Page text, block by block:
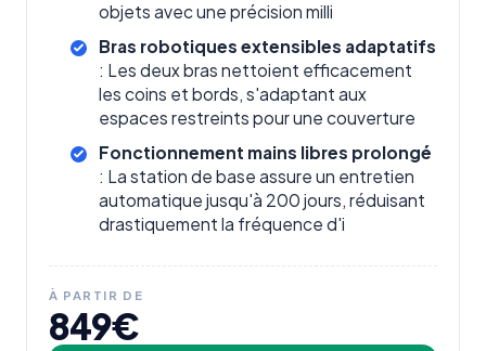
objets avec une précision milli
Bras robotiques extensibles adaptatifs
: Les deux bras nettoient efficacement
les coins et bords, s'adaptant aux
espaces restreints pour une couverture
Fonctionnement mains libres prolongé
: La station de base assure un entretien
automatique jusqu'à 200 jours, réduisant
drastiquement la fréquence d'i
À PARTIR DE
849€